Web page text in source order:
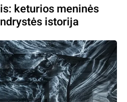
keturios meninės
istorija